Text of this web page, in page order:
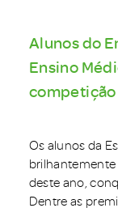
Alunos do
Ensino
Os alunos da
brilhantemente
deste ano,
Dentre as